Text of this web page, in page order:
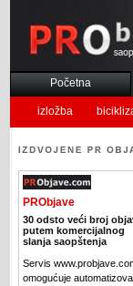
Početna
izložba
PRObjave
30 odsto veći broj
putem komercijalnog
slanja saopštenja
Servis
omogućuje